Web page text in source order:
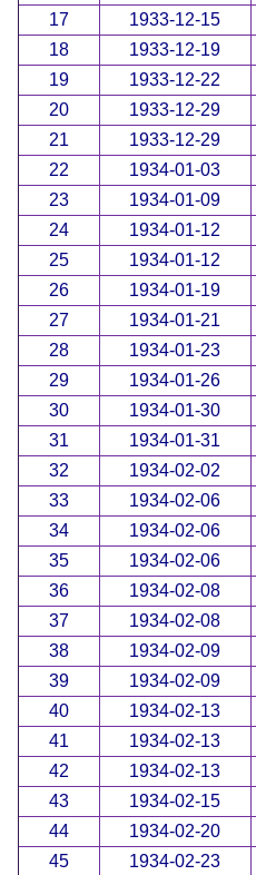
17
1933-12-15
18
1933-12-19
19
1933-12-22
20
1933-12-29
21
1933-12-29
22
1934-01-03
23
1934-01-09
24
1934-01-12
25
1934-01-12
26
1934-01-19
27
1934-01-21
28
1934-01-23
29
1934-01-26
30
1934-01-30
31
1934-01-31
32
1934-02-02
33
1934-02-06
34
1934-02-06
35
1934-02-06
36
1934-02-08
37
1934-02-08
38
1934-02-09
39
1934-02-09
40
1934-02-13
41
1934-02-13
42
1934-02-13
43
1934-02-15
44
1934-02-20
45
1934-02-23